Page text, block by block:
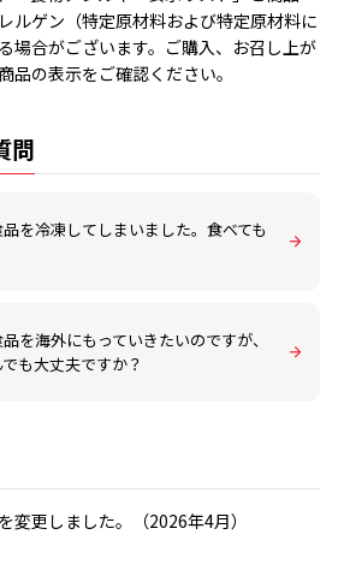
ルゲン（特定原材料および特定原材料に
場合がございます。ご購入、お召し上が
品の表示をご確認ください。
問
を冷凍してしまいました。食べても
を海外にもっていきたいのですが、
も大丈夫ですか？
変更しました。（2026年4月）